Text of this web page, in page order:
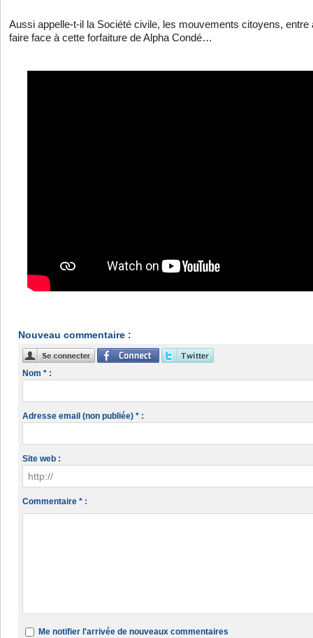
Aussi appelle-t-il la Société civile, les mouvements citoyens,
faire face à cette forfaiture de Alpha Condé…
Nouveau commentaire :
Nom * :
Adresse email (non publiée) * :
Site web :
Commentaire * :
Me notifier l'arrivée de nouveaux commentaires